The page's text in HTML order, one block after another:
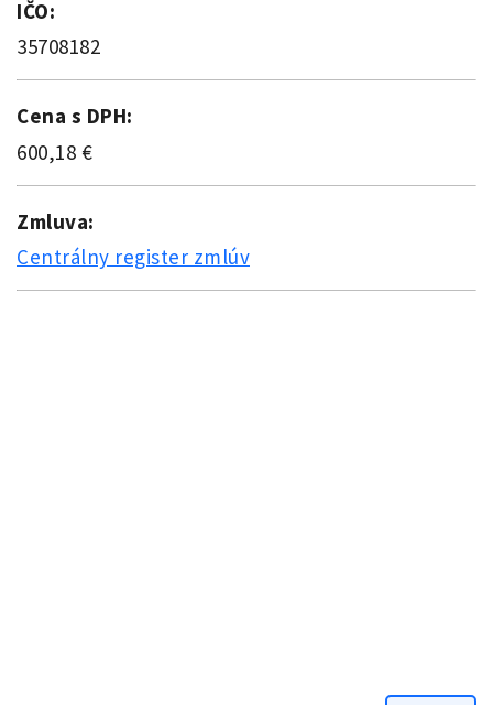
IČO:
35708182
Cena s DPH:
600,18 €
Zmluva:
Centrálny register zmlúv